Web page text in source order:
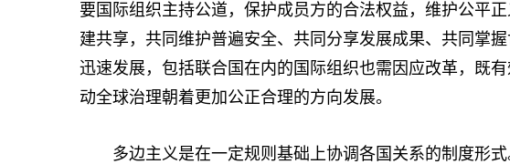
要国际组织主持公道，保护成员方的合法权益，维护公平
建共享，共同维护普遍安全、共同分享发展成果、共同掌
迅速发展，包括联合国在内的国际组织也需因应改革，既
动全球治理朝着更加公正合理的方向发展。
多边主义是在一定规则基础上协调各国关系的制度形式